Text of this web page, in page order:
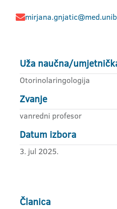
Uža naučna/
Otorinolaringologija
Zvanje
vanredni profesor
Datum izbora
3. jul 2025.
Članica